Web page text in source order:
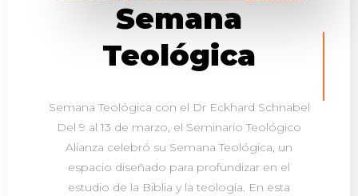
Semana
Teológica
Semana Teológica con el Dr Eckhard Schnabel
Del 9 al 13 de marzo, el Seminario Teológico
Alianza celebró su Semana Teológica, un
espacio diseñado para profundizar en el
estudio de la Biblia y la teología. En esta